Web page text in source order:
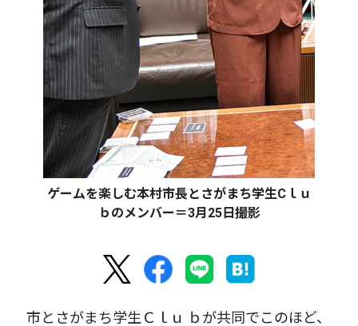
ゲームを楽しむ本村市長とさがまち学生Cｌｕ
ｂのメンバー＝3月25日撮影
市とさがまち学生Ｃｌｕ ｂが共同でこのほど、